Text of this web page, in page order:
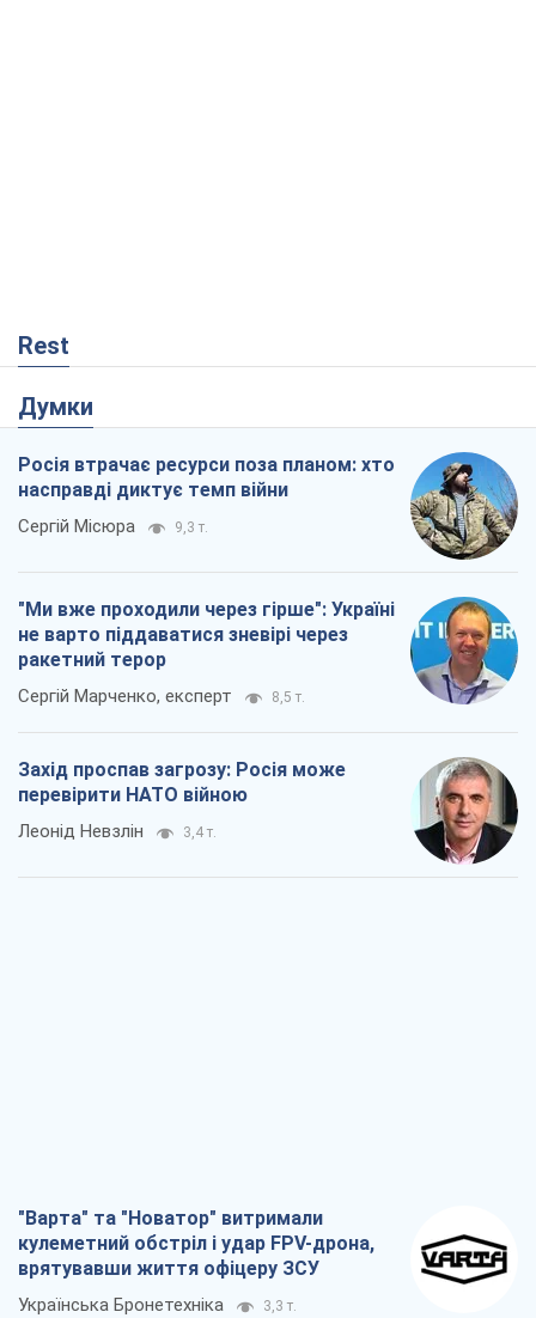
Rest
Думки
Росія втрачає ресурси поза планом: хто
насправді диктує темп війни
Сергій Місюра 9,3 т.
"Ми вже проходили через гірше": Україні
не варто піддаватися зневірі через
ракетний терор
Сергій Марченко, експерт 8,5 т.
Захід проспав загрозу: Росія може
перевірити НАТО війною
Леонід Невзлін 3,4 т.
"Варта" та "Новатор" витримали
кулеметний обстріл і удар FPV-дрона,
врятувавши життя офіцеру ЗСУ
Українська Бронетехніка 3,3 т.